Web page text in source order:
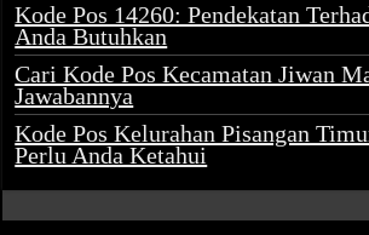
Kode Pos 14260: Pendekatan
Anda Butuhkan
Cari Kode Pos Kecamatan Jiwan
Jawabannya
Kode Pos Kelurahan Pisangan
Perlu Anda Ketahui